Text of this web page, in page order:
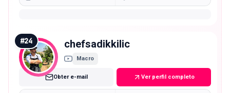
#24 chefsadikkilic
Macro
Obter e-mail Ver perfil completo